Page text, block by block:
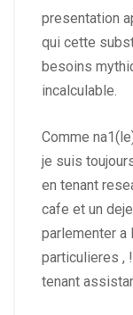
presentation
qui cette
besoins
incalculable.
Comme
je suis
en tenant
cafe et un
parlementer a
particulieres ,
tenant